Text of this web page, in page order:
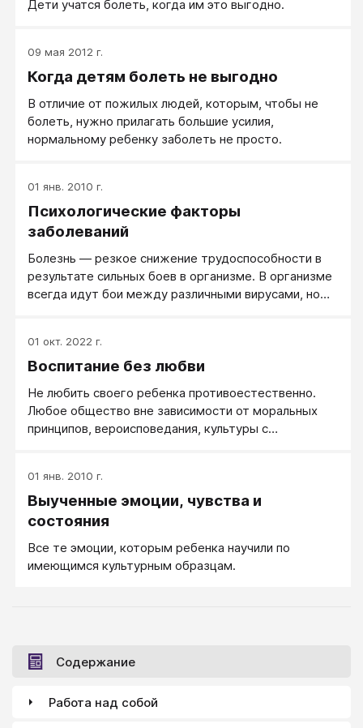
Дети учатся болеть, когда им это выгодно.
09 мая 2012 г.
Когда детям болеть не выгодно
В отличие от пожилых людей, которым, чтобы не
болеть, нужно прилагать большие усилия,
нормальному ребенку заболеть не просто.
01 янв. 2010 г.
Психологические факторы
заболеваний
Болезнь — резкое снижение трудоспособности в
результате сильных боев в организме. В организме
всегда идут бои между различными вирусами, но
01 окт. 2022 г.
Воспитание без любви
Не любить своего ребенка противоестественно.
Любое общество вне зависимости от моральных
принципов, вероисповедания, культуры с
01 янв. 2010 г.
Выученные эмоции, чувства и
состояния
Все те эмоции, которым ребенка научили по
имеющимся культурным образцам.
Содержание
Работа над собой